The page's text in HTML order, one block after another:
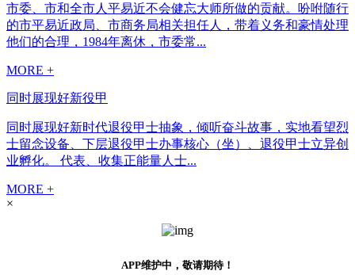
市委、市和全市人平易近不会健忘大师所做的贡献。吩咐随行
的市平易近政局、市商务局相关担任人，带着义务和豪情处理
他们的合理，1984年离休，市委常...
MORE +
同时展现好新役甲
同时展现好新时代退役甲士抽象，倾听奋斗故事，实地看望烈
士留念设备、下层退役甲士办事核心（坐）、退役甲士立异创
业孵化。 代表、收集正能量人士...
MORE +
×
APP维护中，敬请期待！